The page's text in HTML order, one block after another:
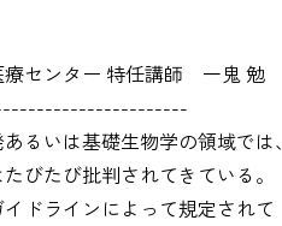
特任講師 一鬼 勉
るいは基礎生物学の領域では、
びたび批判されてきている。
ドラインによって規定されて